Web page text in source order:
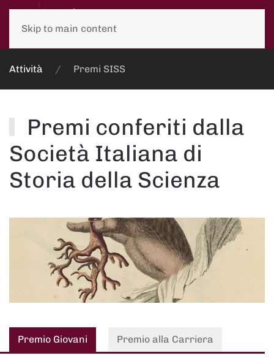
Skip to main content
Attività Premi SISS
Premi conferiti dalla
Società Italiana di
Storia della Scienza
Premio Giovani Premio alla Carriera